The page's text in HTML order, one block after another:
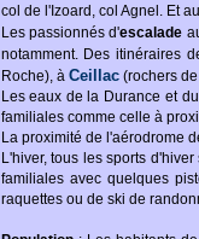
col de l'Izoard, col Agnel. Et
Les passionnés d'escalade
notamment. Des itinéraires
Roche), à Ceillac(rochers
Les eaux de la Durance et
familiales comme celle à
La proximité de l'aérodrome
L'hiver, tous les sports
familiales avec quelques
raquettes ou de ski de